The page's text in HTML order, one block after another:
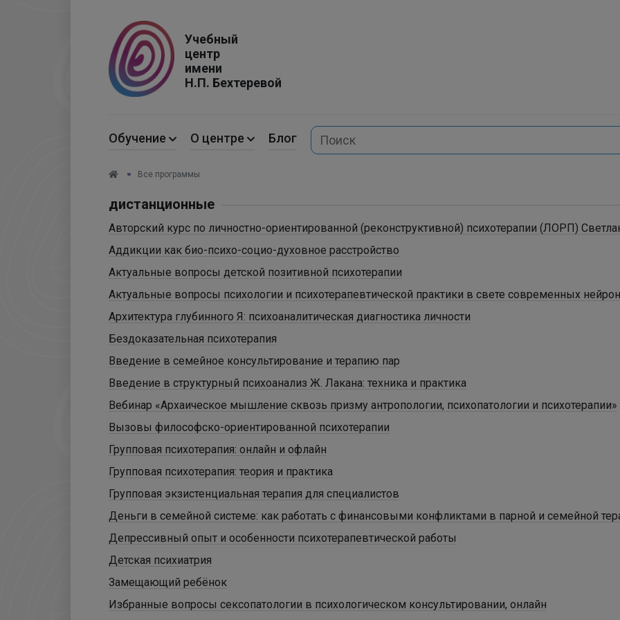
Учебный
центр
имени
Н.П. Бехтеревой
Обучение О центре Блог
Все программы
дистанционные
Авторский курс по личностно-ориентированной (реконструктивной) психотерапии (ЛОРП)
Аддикции как био-психо-социо-духовное расстройство
Актуальные вопросы детской позитивной психотерапии
Актуальные вопросы психологии и психотерапевтической практики в свете современных
Архитектура глубинного Я: психоаналитическая диагностика личности
Бездоказательная психотерапия
Введение в семейное консультирование и терапию пар
Введение в структурный психоанализ Ж. Лакана: техника и практика
Вебинар «Архаическое мышление сквозь призму антропологии, психопатологии и психотерапии»
Вызовы философско-ориентированной психотерапии
Групповая психотерапия: онлайн и офлайн
Групповая психотерапия: теория и практика
Групповая экзистенциальная терапия для специалистов
Деньги в семейной системе: как работать с финансовыми конфликтами в парной и семейной
Депрессивный опыт и особенности психотерапевтической работы
Детская психиатрия
Замещающий ребёнок
Избранные вопросы сексопатологии в психологическом консультировании, онлайн